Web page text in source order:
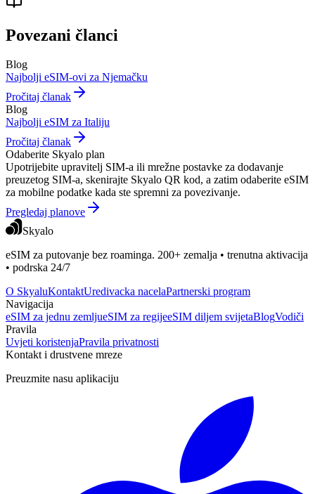
Povezani članci
Blog
Najbolji eSIM-ovi za Njemačku
Pročitaj članak
Blog
Najbolji eSIM za Italiju
Pročitaj članak
Odaberite Skyalo plan
Upotrijebite upravitelj SIM-a ili mrežne postavke za dodavanje
preuzetog SIM-a, skenirajte Skyalo QR kod, a zatim odaberite eSIM
za mobilne podatke kada ste spremni za povezivanje.
Pregledaj planove
Skyalo
eSIM za putovanje bez roaminga. 200+ zemalja • trenutna aktivacija
• podrska 24/7
O SkyaluKontaktUredivacka nacelaPartnerski program
Navigacija
eSIM za jednu zemljueSIM za regijeeSIM diljem svijetaBlogVodiči
Pravila
Uvjeti koristenjaPravila privatnosti
Kontakt i drustvene mreze
Preuzmite nasu aplikaciju